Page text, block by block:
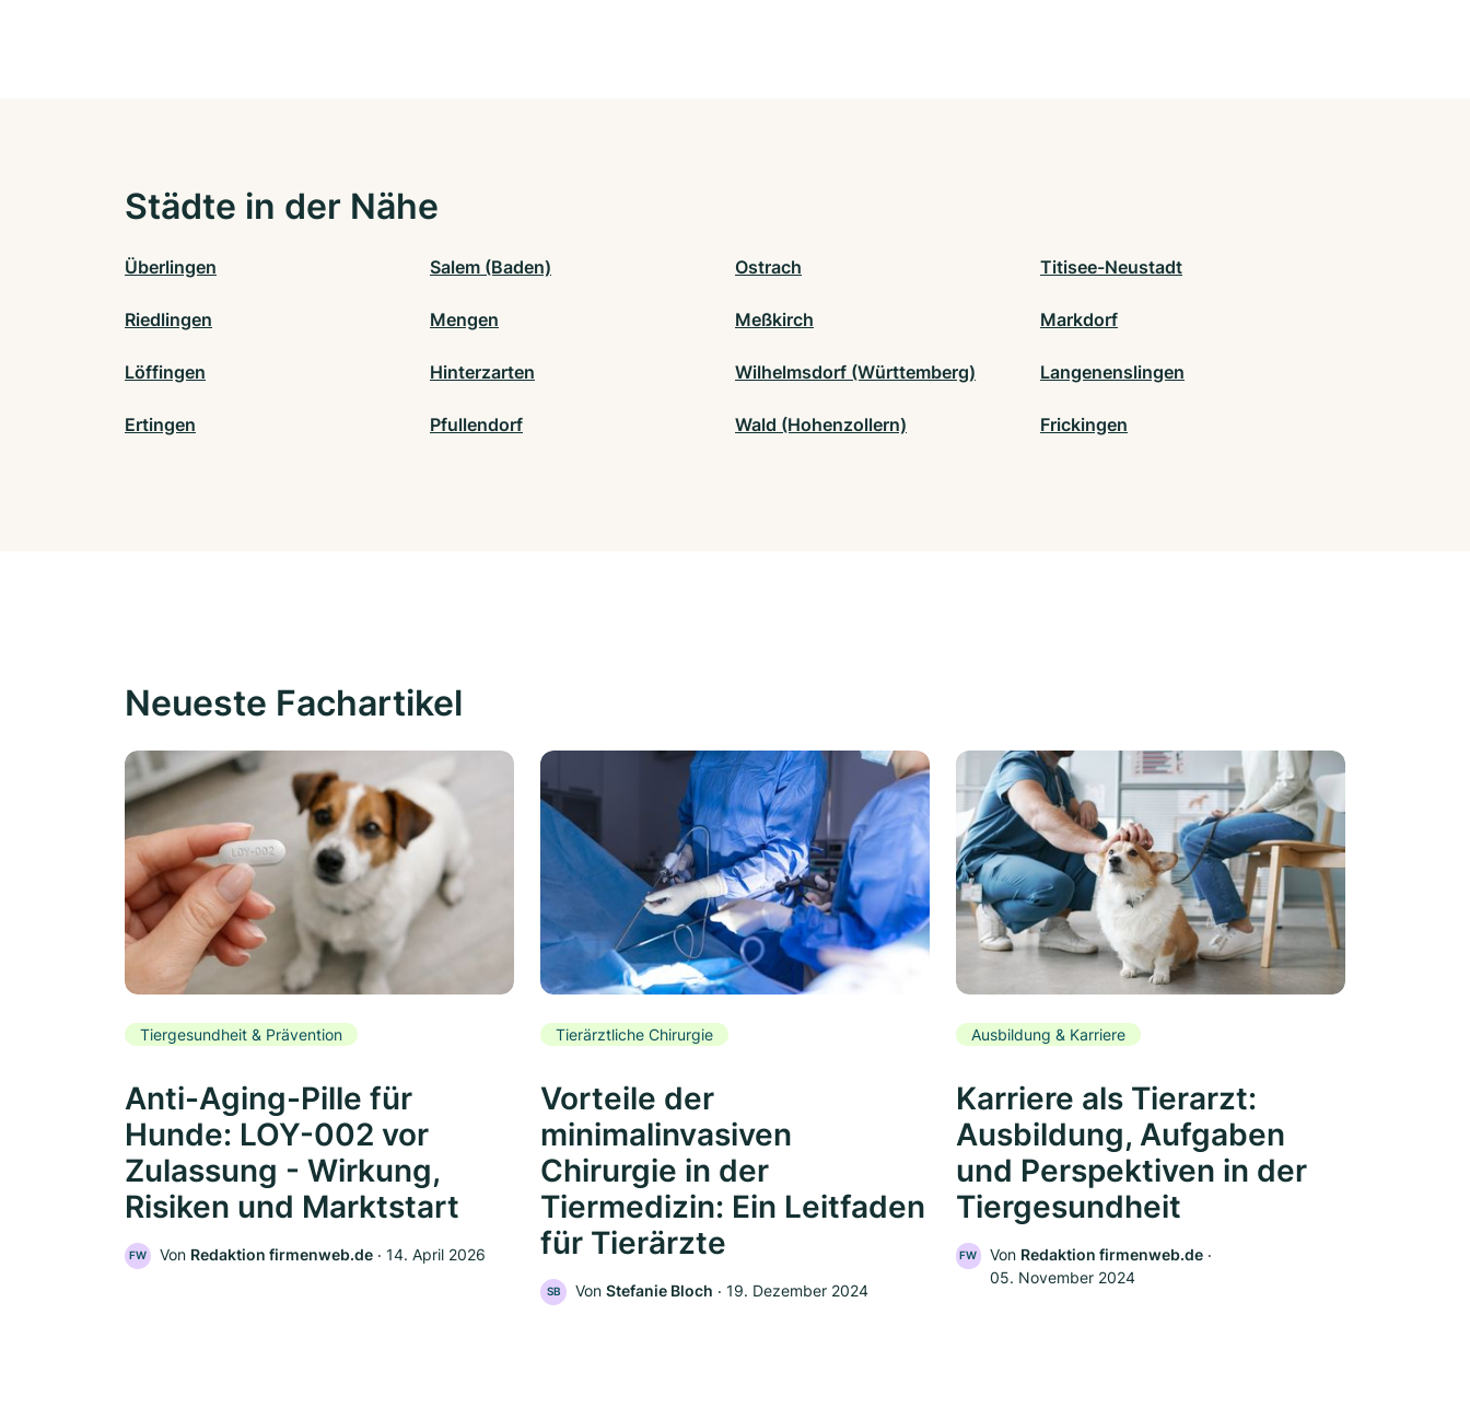
Städte in der Nähe
Überlingen Salem (Baden) Ostrach Titisee-Neustadt
Riedlingen Mengen Meßkirch Markdorf
Löffingen Hinterzarten Wilhelmsdorf (Württemberg) Langenenslingen
Ertingen Pfullendorf Wald (Hohenzollern) Frickingen
Neueste Fachartikel
Tiergesundheit & Prävention
Anti-Aging-Pille für
Hunde: LOY-002 vor
Zulassung - Wirkung,
Risiken und Marktstart
FW Von Redaktion firmenweb.de ‧ 14. April 2026
Tierärztliche Chirurgie
Vorteile der
minimalinvasiven
Chirurgie in der
Tiermedizin: Ein Leitfaden
für Tierärzte
SB Von Stefanie Bloch ‧ 19. Dezember 2024
Ausbildung & Karriere
Karriere als Tierarzt:
Ausbildung, Aufgaben
und Perspektiven in der
Tiergesundheit
FW Von Redaktion firmenweb.de‧
05. November 2024